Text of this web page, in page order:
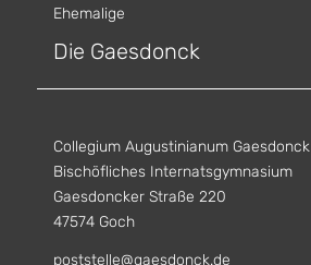
Ehemalige
Die Gaesdonck
Collegium Augustinianum Gaesdonck
Bischöfliches Internatsgymnasium
Gaesdoncker Straße 220
47574 Goch
poststelle@gaesdonck.de